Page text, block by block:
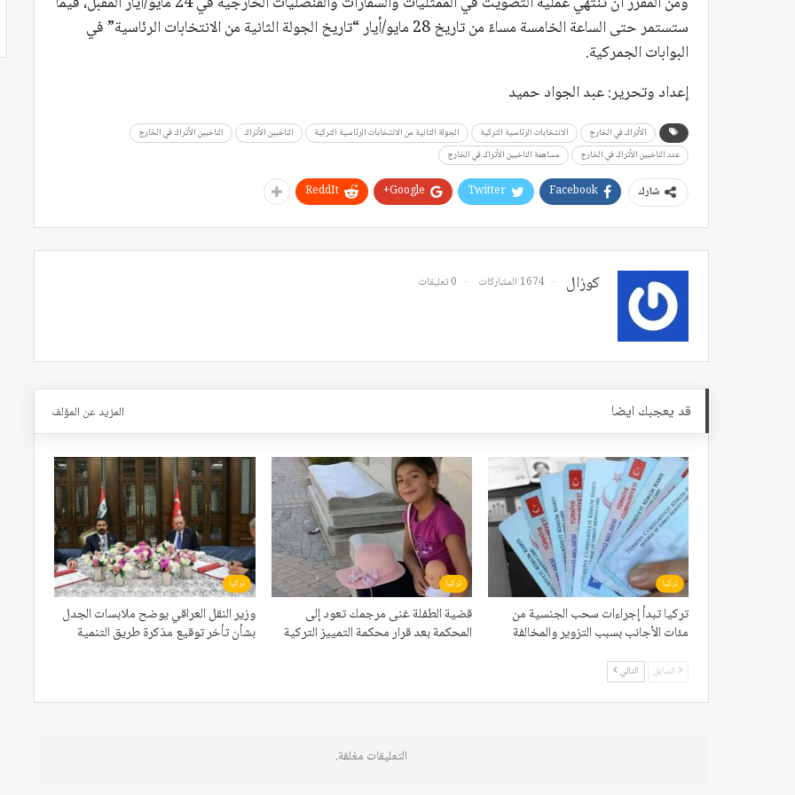
ستستمر حتى الساعة الخامسة مساءً من تاريخ 28 مايو/أيار “تاريخ الجولة الثانية من الانتخابات الرئاسية” في
البوابات الجمركية.
إعداد وتحرير: عبد الجواد حميد
الأتراك في الخارج الانتخابات الرئاسية التركية الجولة الثانية من الانتخابات الرئاسية التركية الناخبين الأتراك
الناخبين الأتراك في الخارج
عدد الناخبين الأتراك في الخارج
مساهمة الناخبين الأتراك في الخارج
شارك Facebook
Twitter
Google+
ReddIt
كوزال 1674 المشاركات 0 تعليقات
قد يعجبك ايضا المزيد عن المؤلف
تركيا
تركيا تبدأ إجراءات سحب الجنسية من
مئات الأجانب بسبب التزوير والمخالفة
تركيا
قضية الطفلة غنى مرجمك تعود إلى
المحكمة بعد قرار محكمة التمييز التركية
تركيا
وزير النقل العراقي يوضح ملابسات الجدل
بشأن تأخر توقيع مذكرة طريق التنمية
السابق التالي
التعليقات مغلقة.